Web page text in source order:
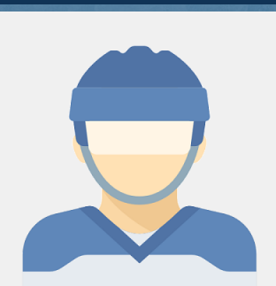
Участники-представитель-команды